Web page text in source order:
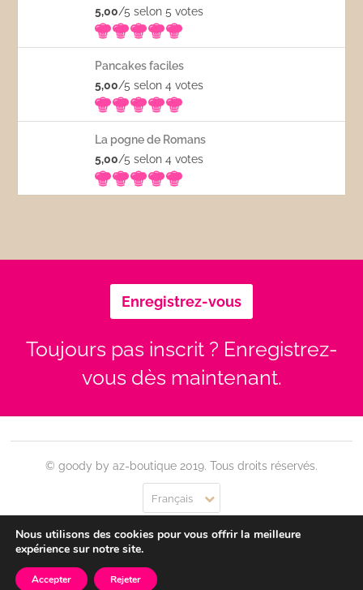
5,00/5 selon 5votes
Pancakes faciles
5,00/5 selon 4votes
La pogne de Romans
5,00/5 selon 4votes
Enregistrez-vous
Toujours pas inscrit ? Enregistrez-
vous dès maintenant.
© goody by az-boutique 2019. Tous droits réservés.
Français
Contact Se connecter Confidentialité CGU
Nous utilisons des cookies pour vous offrir la meilleure
expérience sur notre site.
Accepter Rejeter